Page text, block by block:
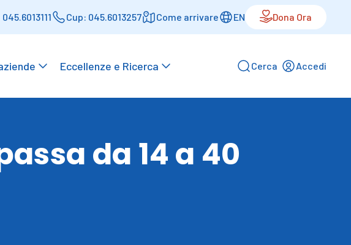
Cup: 045.6013257 Come arrivare EN Dona Ora
Eccellenze e Ricerca Cerca Accedi
da 14 a 40